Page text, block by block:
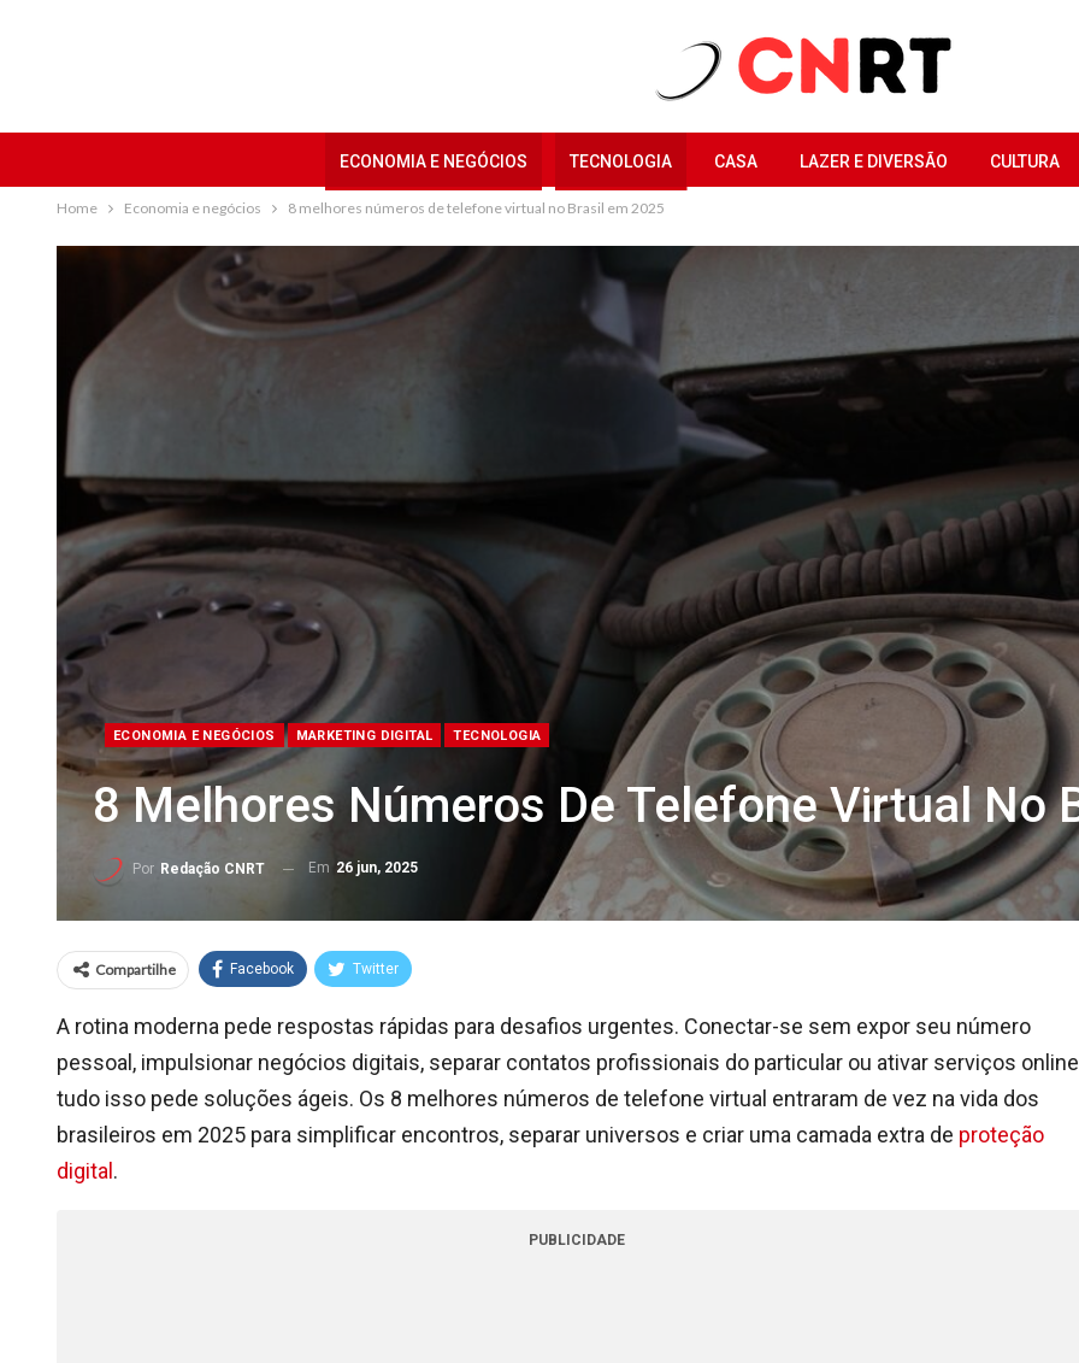
ECONOMIA E NEGÓCIOS TECNOLOGIA CASA LAZER E DIVERSÃO CULTURA
Home Economia e negócios 8 melhores números de telefone virtual no Brasil em 2025
ECONOMIA E NEGÓCIOS MARKETING DIGITAL TECNOLOGIA
8 Melhores Números De Telefone Virtual No
Por Redação CNRT Em 26 jun, 2025
Compartilhe Facebook Twitter
A rotina moderna pede respostas rápidas para desafios urgentes. Conectar-se sem expor seu número
pessoal, impulsionar negócios digitais, separar contatos profissionais do particular ou ativar serviços
tudo isso pede soluções ágeis. Os 8 melhores números de telefone virtual entraram de vez na vida dos
brasileiros em 2025 para simplificar encontros, separar universos e criar uma camada extra de proteção
digital .
PUBLICIDADE